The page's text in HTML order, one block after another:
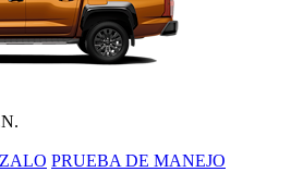
PRUEBA DE MANEJO